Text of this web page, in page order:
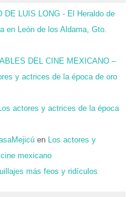
DE LUIS LONG - El Heraldo de
en León de los Aldama, Gto.
DEL CINE MEXICANO –
y actrices de la época de oro
Los actores y actrices de la época
en
Los actores y
mexicano
más feos y ridículos